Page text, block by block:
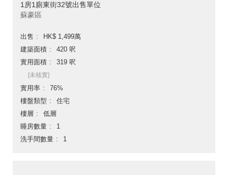
1房1廁東街32號出售單位
蘇豪區
出售
HK$ 1,499萬
建築面積
420 呎
實用面積
319 呎
[未核實]
實用率
76%
樓盤類型
住宅
樓層
低層
睡房數量
1
洗手間數量
1